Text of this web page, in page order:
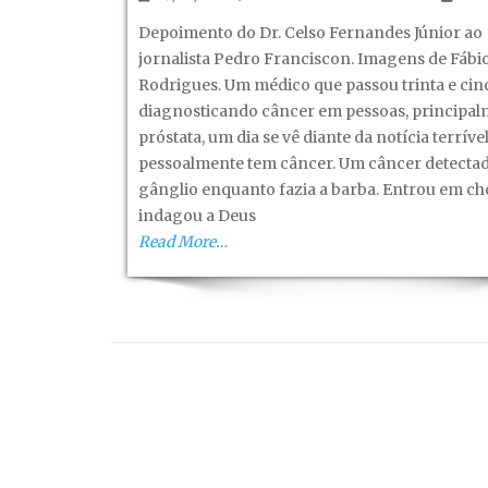
Depoimento do Dr. Celso Fernandes Júnior ao
jornalista Pedro Franciscon. Imagens de
Rodrigues. Um médico que passou trinta e
diagnosticando câncer em pessoas,
próstata, um dia se vê diante da notícia
pessoalmente tem câncer. Um câncer
gânglio enquanto fazia a barba. Entrou em
indagou a Deus
Read More…